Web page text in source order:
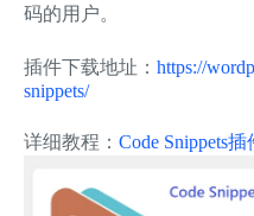
码的用户。
插件下载地址： https://
snippets/
详细教程： Code Snippets